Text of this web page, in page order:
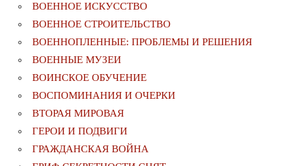
ВОЕННОЕ ИСКУССТВО
ВОЕННОЕ СТРОИТЕЛЬСТВО
ВОЕННОПЛЕННЫЕ: ПРОБЛЕМЫ И РЕШЕНИЯ
ВОЕННЫЕ МУЗЕИ
ВОИНСКОЕ ОБУЧЕНИЕ
ВОСПОМИНАНИЯ И ОЧЕРКИ
ВТОРАЯ МИРОВАЯ
ГЕРОИ И ПОДВИГИ
ГРАЖДАНСКАЯ ВОЙНА